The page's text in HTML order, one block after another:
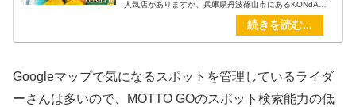
人気店がありますが、兵庫県丹波篠山市にあるKONdA
グルメバーガーを提供していました。
Googleマップで気になるスポットを管理しているライダ
ーさんは多いので、MOTTO GOのスポット検索能力の低